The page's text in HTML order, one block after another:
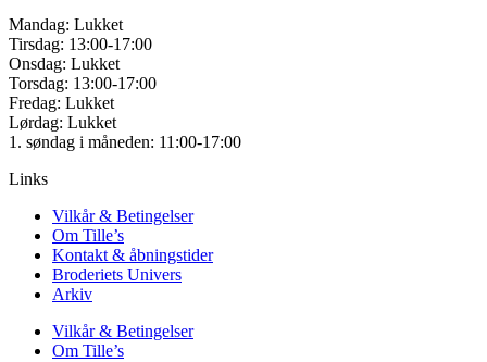
Mandag: Lukket
Tirsdag: 13:00-17:00
Onsdag: Lukket
Torsdag: 13:00-17:00
Fredag: Lukket
Lørdag: Lukket
1. søndag i måneden: 11:00-17:00
Links
Vilkår & Betingelser
Om Tille’s
Kontakt & åbningstider
Broderiets Univers
Arkiv
Vilkår & Betingelser
Om Tille’s